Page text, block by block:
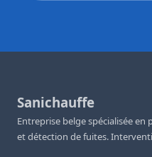
Sanichauffe
Entreprise belge spécialisée
et détection de fuites.